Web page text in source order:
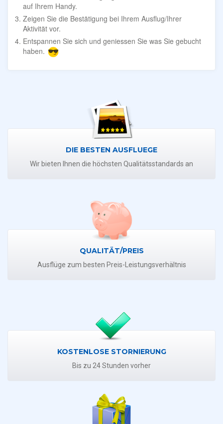
auf Ihrem Handy.
Zeigen Sie die Bestätigung bei Ihrem Ausflug/Ihrer
Aktivität vor.
Entspannen Sie sich und geniessen Sie was Sie gebucht
haben.
DIE BESTEN AUSFLUEGE
Wir bieten Ihnen die höchsten Qualitätsstandards an
QUALITÄT/PREIS
Ausflüge zum besten Preis-Leistungsverhältnis
KOSTENLOSE STORNIERUNG
Bis zu 24 Stunden vorher